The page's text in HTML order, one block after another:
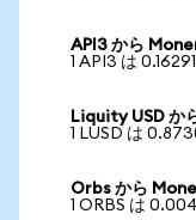
API3 から
1 API3 は
Liquity USD か
1 LUSD は
Orbs から
1 ORBS は